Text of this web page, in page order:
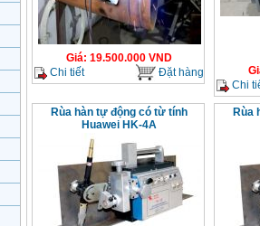
Giá: 19.500.000 VND
Chi tiết
Đặt hàng
Chi
Rùa hàn tự động có từ tính
Huawei HK-4A
Rùa